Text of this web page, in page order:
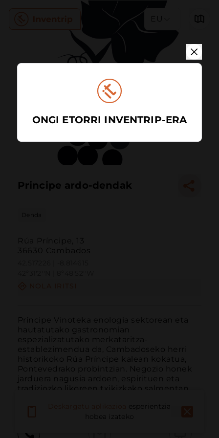
EU
Principe ardo-dendak
Denda
Rúa Príncipe, 13
36630 Cambados
Príncipe Vinoteka enologia sektorean eta
hautatutako gastronomian
espezializatutako merkataritza-
establezimendua da, Cambadoseko herri
historikoko Rúa Príncipe kalean kokatua,
Pontevedrako probintzian. Negozio honek
jarduera nagusia ardoen, espirituen eta
tradiziozko likoreen txikizkako salmentan
esperientzia
hobea izateko
ONGI ETORRI INVENTRIP-ERA